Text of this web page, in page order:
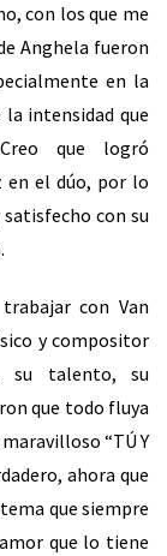
con los que me
Anghela fueron
en la
intensidad que
que logró
el dúo, por lo
con su
con Van
y compositor
su talento, su
que todo fluya
“TÚ Y
ahora que
que siempre
que lo tiene